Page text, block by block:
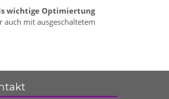
wichtige Optimiertung
mit ausgeschaltetem